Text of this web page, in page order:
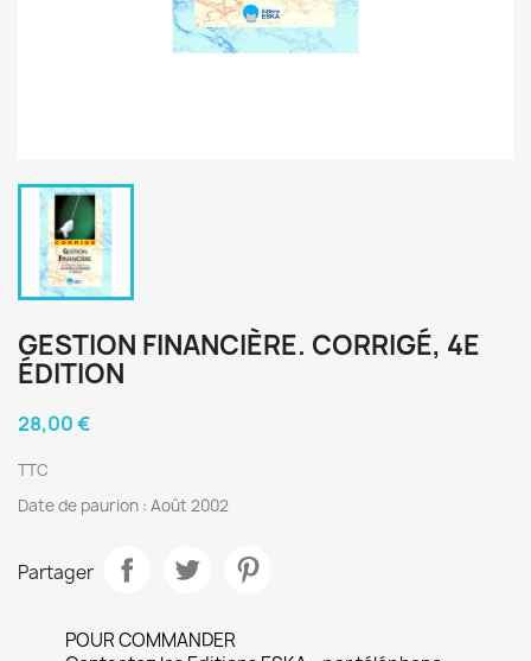
GESTION FINANCIÈRE. CORRIGÉ, 4E
ÉDITION
28,00 €
TTC
Date de paurion : Août 2002
Partager
POUR COMMANDER